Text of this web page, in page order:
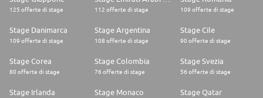
125 offerte di stage 112 offerte di stage 109 offerte di stage
Stage Danimarca
109 offerte di stage
Stage Argentina
108 offerte di stage
Stage Cile
90 offerte di stage
Stage Corea
80 offerte di stage
Stage Colombia
76 offerte di stage
Stage Svezia
56 offerte di stage
Stage Irlanda Stage Monaco Stage Qatar